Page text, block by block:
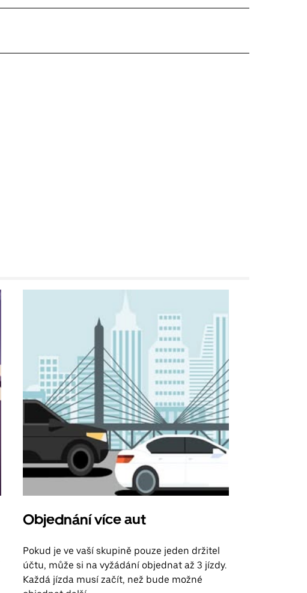
Objednání více aut
Pokud je ve vaší skupině pouze jeden držitel
účtu, může si na vyžádání objednat až 3 jízdy.
Každá jízda musí začít, než bude možné